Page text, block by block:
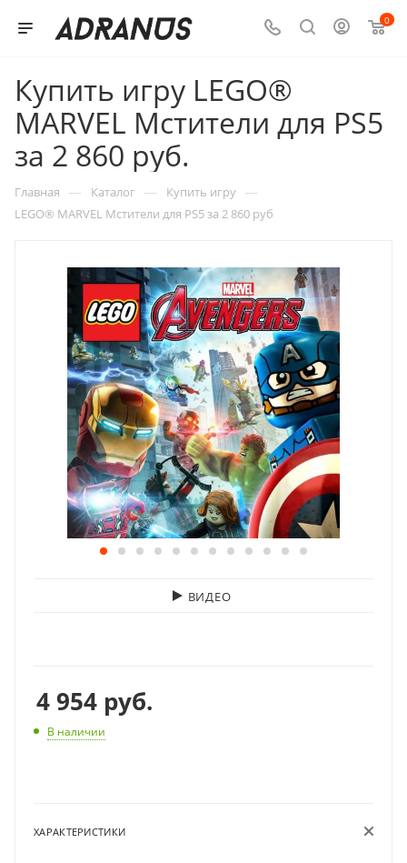
0
Купить игру LEGO®
MARVEL Мстители для PS5
за 2 860 руб.
Главная — Каталог — Купить игру —
LEGO® MARVEL Мстители для PS5 за 2 860 руб
ВИДЕО
4 954 руб.
В наличии
ХАРАКТЕРИСТИКИ